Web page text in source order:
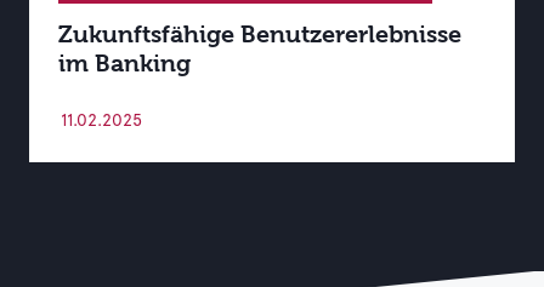
Zukunftsfähige Benutzererlebnisse
im Banking
11.02.2025